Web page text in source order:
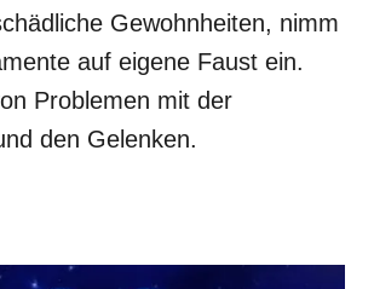
Gewohnheiten, nimm
auf eigene Faust ein.
Problemen mit der
den Gelenken.